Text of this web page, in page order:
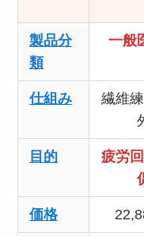
製品分
類
一般
仕組み
繊維
目的
疲労
価格